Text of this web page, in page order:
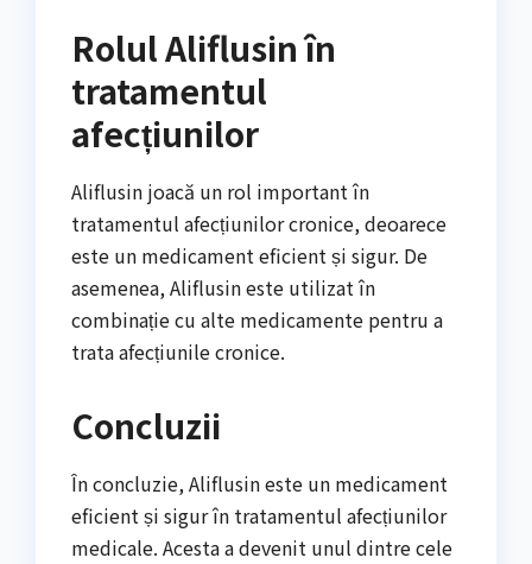
Rolul Aliflusin în
tratamentul
afecțiunilor
Aliflusin joacă un rol important în
tratamentul afecțiunilor cronice, deoarece
este un medicament eficient și sigur. De
asemenea, Aliflusin este utilizat în
combinație cu alte medicamente pentru a
trata afecțiunile cronice.
Concluzii
În concluzie, Aliflusin este un medicament
eficient și sigur în tratamentul afecțiunilor
medicale. Acesta a devenit unul dintre cele